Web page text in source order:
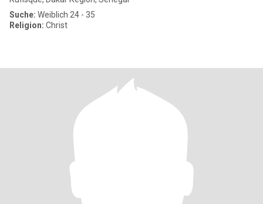
Suche: Weiblich 24 - 35
Religion: Christ